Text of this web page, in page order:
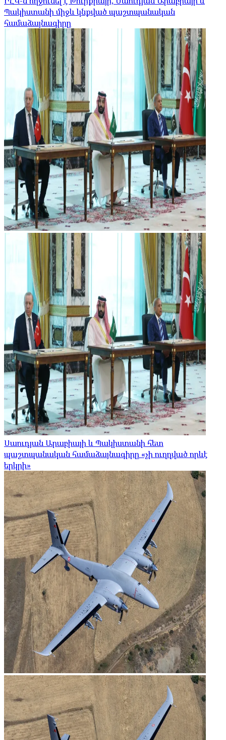
Պակիստանի միջև կնքված պաշտպանական
համաձայնագիրը
Սաուդյան Արաբիայի և Պակիստանի հետ
պաշտպանական համաձայնագիրը «չի ուղղված որևէ
երկրի»